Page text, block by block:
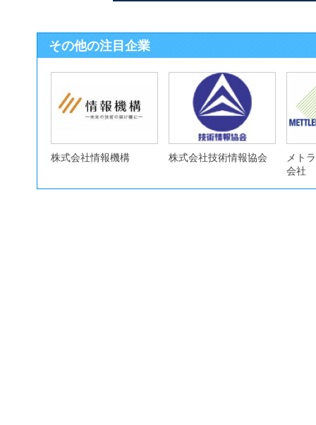
その他の注目企業
株式会社情報機構 株式会社技術情報協会
メト
会社